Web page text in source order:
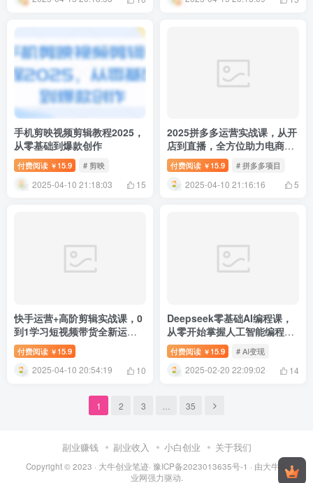
手机剪映视频剪辑教程2025，
从零基础到爆款创作
付费阅读 ￥ 15.9 # 剪映
2025-04-10 21:18:03 15
2025拼多多运营实战课，从开
店到直播，全方位助力电商人
（40节课）
付费阅读 ￥ 15.9 # 拼多多项目
2025-04-10 21:16:16 5
快手运营+高阶剪辑实战课，0
到1学习短视频带货全新运营
技巧
付费阅读 ￥ 15.9
2025-04-10 20:54:19 10
Deepseek零基础AI编程课，
从零开始掌握人工智能编程的
核心技能！
付费阅读 ￥ 15.9 # AI变现
2025-02-20 22:09:02 14
1 2 3 35
副业赚钱 副业收入 小白创业 关于我们
Copyright © 2023 · 大牛创业笔迹· 豫ICP备2023013635号-1 · 由大牛创
业网强力驱动.